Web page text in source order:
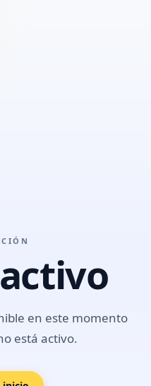
en este momento
está activo.